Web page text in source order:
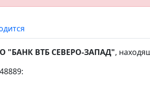
ВТБ СЕВЕРО-ЗАПАД",